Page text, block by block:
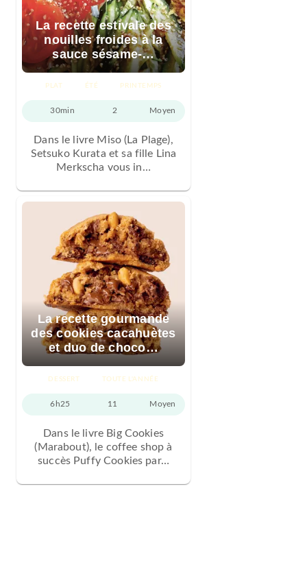
La recette estivale des
nouilles froides à la
sauce sésame-…
PLAT ÉTÉ PRINTEMPS
30min 2 Moyen
Dans le livre Miso (La Plage),
Setsuko Kurata et sa fille Lina
Merkscha vous in…
La recette gourmande
des cookies cacahuètes
et duo de choco…
DESSERT TOUTE L'ANNÉE
6h25 11 Moyen
Dans le livre Big Cookies
(Marabout), le coffee shop à
succès Puffy Cookies par…